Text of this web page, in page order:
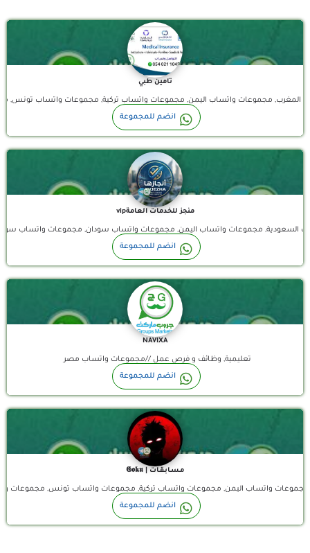
تامين طبي
المغرب, مجموعات واتساب اليمن, مجموعات واتساب تركية, مجموعات
انضم للمجموعة
منجز للخدمات العامةvip
مكتب أنجاز خدمات عامة vip نستقبل شهادات صحية نظامية 100% موثقه في منصة بلدي (خدمات الجوازات والزيارات )…
السعودية, مجموعات واتساب اليمن, مجموعات واتساب سودان, مجموعات واتساب
انضم للمجموعة
NAVIXA
🎓 سواء كنت طالب جامعة أو خريج... الفرصة اللي هتغير
تعليمية, وظائف و فرص عمل //مجموعات واتساب مصر
انضم للمجموعة
مـسـابـقـات | 𝕲𝖔𝖐𝖚
مجموعات واتساب اليمن, مجموعات واتساب تركية, مجموعات واتساب تونس,
انضم للمجموعة